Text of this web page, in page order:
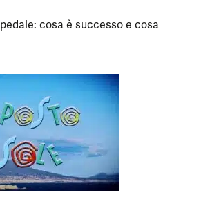
cosa è successo e cosa